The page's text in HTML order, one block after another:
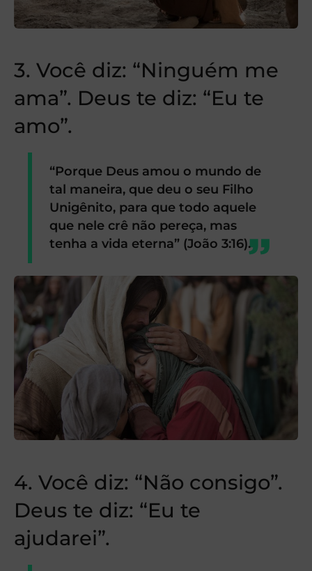
3. Você diz: “Ninguém me
ama”. Deus te diz: “Eu te
amo”.
“Porque Deus amou o mundo de
tal maneira, que deu o seu Filho
Unigênito, para que todo aquele
que nele crê não pereça, mas
tenha a vida eterna” (João 3:16).
4. Você diz: “Não consigo”.
Deus te diz: “Eu te
ajudarei”.